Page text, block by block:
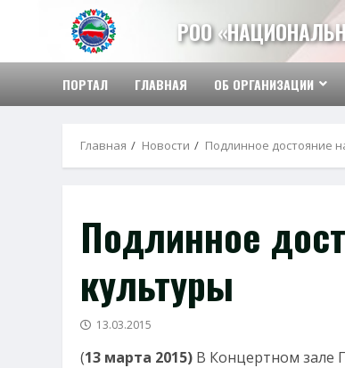
содержимому
РОО
ПОРТАЛ ГЛАВНАЯ ОБ ОРГАНИЗАЦИИ
Главная Новости Подлинное достояние
Подлинное
культуры
13.03.2015
(13 марта 2015) В Концертном зале